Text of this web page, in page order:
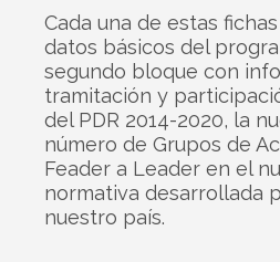
Cada una de estas
datos básicos del
segundo bloque con
tramitación y
del PDR 2014-2020, la
número de Grupos de
Feader a Leader en el
normativa desarrollada
nuestro país.